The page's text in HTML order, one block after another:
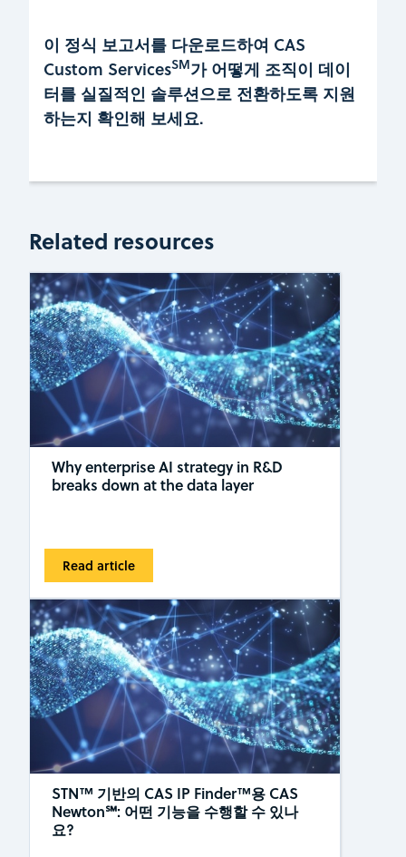
이 정식 보고서를 다운로드하여 CAS
Custom ServicesSM가 어떻게 조직이 데이
터를 실질적인 솔루션으로 전환하도록 지원
하는지 확인해 보세요.
Related resources
Why enterprise AI strategy in R&D
breaks down at the data layer
Read article
STN™ 기반의 CAS IP Finder™용 CAS
Newton℠: 어떤 기능을 수행할 수 있나
요?